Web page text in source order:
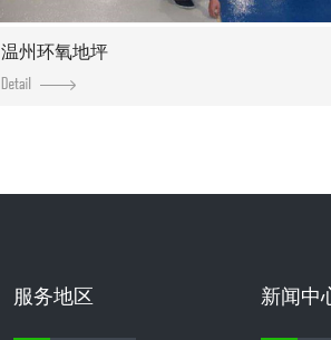
温州环氧地坪
服务地区 新闻中